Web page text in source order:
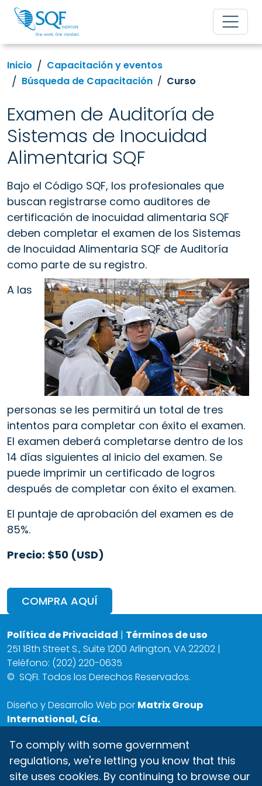
Inicio
Capacitación y eventos
Búsqueda de Capacitación
Curso
Examen de Auditoría de
Sistemas de Inocuidad
Alimentaria SQF
Bajo el Código SQF, los profesionales que
buscan registrarse como auditores de
certificación de inocuidad alimentaria SQF
deben completar el examen de los Sistemas
de Inocuidad Alimentaria SQF de Auditoría
como parte de su registro.
A las
personas se les permitirá un total de tres
intentos para completar con éxito el examen.
El examen deberá completarse dentro de los
14 días siguientes al inicio del examen. Se
puede imprimir un certificado de logros
después de completar con éxito el examen.
El puntaje de aprobación del examen es de
85%.
Precio: $50 (USD)
COMPRA AQUÍ
Política de Privacidad | Términos de uso
251 18th Street S., Suite 1200 Arlington, VA 22202 |
Teléfono: (202) 220-0635
© SQFI. Todos los Derechos Reservados.
Diseño y Desarrollo Web por Matrix Group
International, Cía.
To comply with some government
regulations, we're letting you know that this
site uses cookies. By continuing to browse our